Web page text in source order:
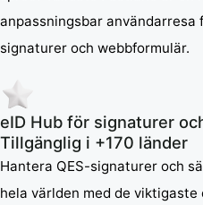
anpassningsbar
signaturer och webbformulär.
eID Hub för signaturer
Tillgänglig i +170 länder
Hantera QES-signaturer och
hela världen med de